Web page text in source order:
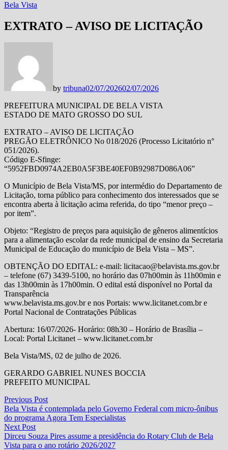
Bela Vista
EXTRATO – AVISO DE LICITAÇÃO
by tribuna02/07/202602/07/2026
PREFEITURA MUNICIPAL DE BELA VISTA
ESTADO DE MATO GROSSO DO SUL
EXTRATO – AVISO DE LICITAÇÃO
PREGÃO ELETRÔNICO No 018/2026 (Processo Licitatório n°
051/2026).
Código E-Sfinge:
“5952FBD0974A2EB0A5F3BE40EF0B92987D086A06”
O Município de Bela Vista/MS, por intermédio do Departamento de
Licitação, torna público para conhecimento dos interessados que se
encontra aberta à licitação acima referida, do tipo “menor preço –
por item”.
Objeto: “Registro de preços para aquisição de gêneros alimentícios
para a alimentação escolar da rede municipal de ensino da Secretaria
Municipal de Educação do município de Bela Vista – MS”.
OBTENÇÃO DO EDITAL: e-mail: licitacao@belavista.ms.gov.br
– telefone (67) 3439-5100, no horário das 07h00min às 11h00min e
das 13h00min às 17h00min. O edital está disponível no Portal da
Transparência
www.belavista.ms.gov.br e nos Portais: www.licitanet.com.br e
Portal Nacional de Contratações Públicas
Abertura: 16/07/2026- Horário: 08h30 – Horário de Brasília –
Local: Portal Licitanet – www.licitanet.com.br
Bela Vista/MS, 02 de julho de 2026.
GERARDO GABRIEL NUNES BOCCIA
PREFEITO MUNICIPAL
Navegação
de
Post
Previous PostPrevious
post:
Bela Vista é contemplada pelo Governo Federal com micro-ônibus
do programa Agora Tem Especialistas
Next PostNext
post:
Dirceu Souza Pires assume a presidência do Rotary Club de Bela
Vista para o ano rotário 2026/2027